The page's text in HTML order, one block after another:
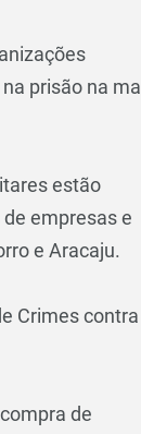
prisão na
estão
empresas e
e Aracaju.
Crimes contra
de